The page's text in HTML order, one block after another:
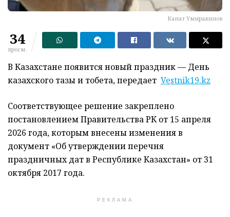
Канат Умиралинов
34
просм.
В Казахстане появится новый праздник — День
казахского тазы и тобета, передает Vestnik19.kz
Соответствующее решение закреплено
постановлением Правительства РК от 15 апреля
2026 года, которым внесены изменения в
документ «Об утверждении перечня
праздничных дат в Республике Казахстан» от 31
октября 2017 года.
РЕКЛАМА